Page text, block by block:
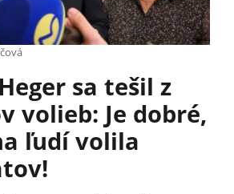
sa tešil z
volieb: Je dobré,
ľudí volila